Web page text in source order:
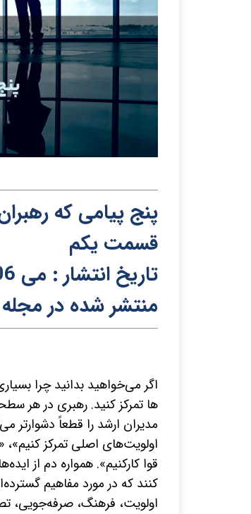
پنج پیامی که
قسمت یکم
تاریخ انتشار : می 2006
منتشر شده در
اگر می­‌خواهید بدانید چرا
ها تمرکز کنید. رهبری در هر
مدیران ارشد را قطعاً دشوارتر
اولویت‌­های اصلی تمرکز
قوا کارکنیم». همواره دم از
کنند که در مورد مفاهیم
اولویت، فرهنگ، صرفه‌­جویی،